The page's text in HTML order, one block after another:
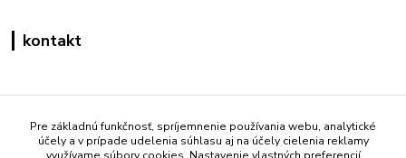
kontakt
+421 908 861 051
(Po - Pia 7:30-15:30)
Pre základnú funkčnosť, spríjemnenie používania webu, analytické
účely a v prípade udelenia súhlasu aj na účely cielenia reklamy